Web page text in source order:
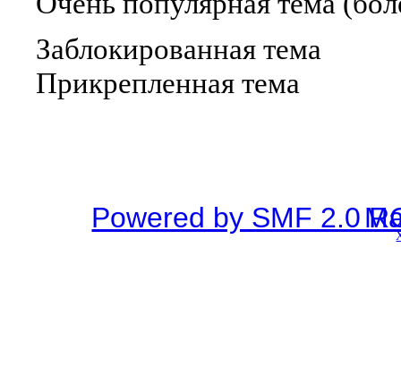
Заблокированная тема
Прикрепленная тема
Powered by SMF 2.0SMF